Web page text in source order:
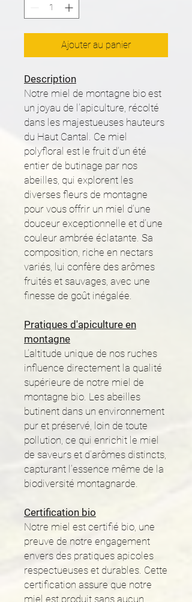
Ajouter au panier
Description
Notre miel de montagne bio est
un joyau de l’apiculture, récolté
dans les majestueuses hauteurs
du Haut Cantal. Ce miel
polyfloral est le fruit d’un été
entier de butinage par nos
abeilles, qui explorent les
diverses fleurs de montagne
pour vous offrir un miel d’une
douceur exceptionnelle et d’une
couleur ambrée éclatante. Sa
composition, riche en nectars
variés, lui confère des arômes
fruités et sauvages, avec une
finesse de goût inégalée.
Pratiques d'apiculture en
montagne
L’altitude unique de nos ruches
influence directement la qualité
supérieure de notre miel de
montagne bio. Les abeilles
butinent dans un environnement
pur et préservé, loin de toute
pollution, ce qui enrichit le miel
de saveurs et d’arômes distincts,
capturant l’essence même de la
biodiversité montagnarde.
Certification bio
Notre miel est certifié bio, une
preuve de notre engagement
envers des pratiques apicoles
respectueuses et durables. Cette
certification assure que notre
miel est produit sans aucun